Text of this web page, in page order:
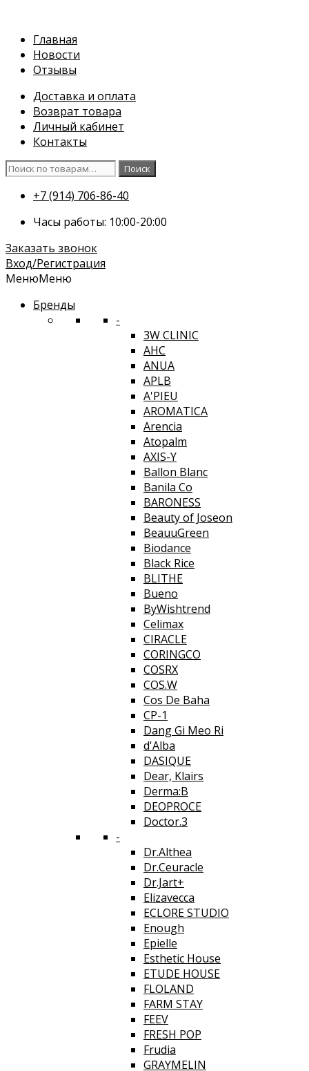
содержимому
Главная
Новости
Отзывы
Доставка и оплата
Возврат товара
Личный кабинет
Контакты
Искать:
Поиск
+7 (914) 706-86-40
Часы работы: 10:00-20:00
Заказать звонок
Вход/Регистрация
МенюМеню
Бренды
-
3W CLINIC
AHC
ANUA
APLB
A'PIEU
AROMATICA
Arencia
Atopalm
AXIS-Y
Ballon Blanc
Banila Co
BARONESS
Beauty of Joseon
BeauuGreen
Biodance
Black Rice
BLITHE
Bueno
ByWishtrend
Celimax
CIRACLE
CORINGCO
COSRX
COS.W
Cos De Baha
CP-1
Dang Gi Meo Ri
d'Alba
DASIQUE
Dear, Klairs
Derma:B
DEOPROCE
Doctor.3
-
Dr.Althea
Dr.Ceuracle
Dr.Jart+
Elizavecca
ECLORE STUDIO
Enough
Epielle
Esthetic House
ETUDE HOUSE
FLOLAND
FARM STAY
FEEV
FRESH POP
Frudia
GRAYMELIN